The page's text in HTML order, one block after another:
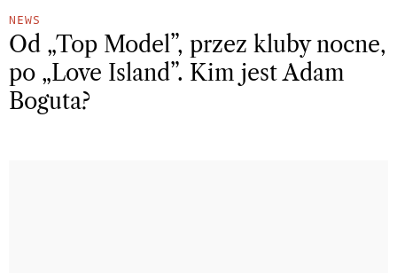
NEWS
Od „Top Model”, przez kluby nocne,
po „Love Island”. Kim jest Adam
Boguta?